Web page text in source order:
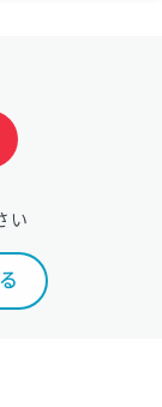
い